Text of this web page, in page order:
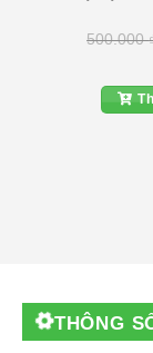
500.000
THÔNG